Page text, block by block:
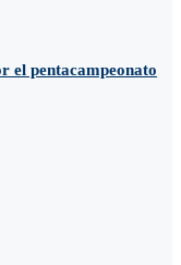
el pentacampeonato